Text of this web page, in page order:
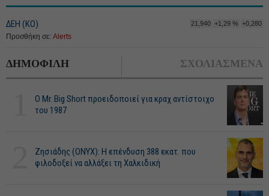
ΔΕΗ (ΚΟ) 21,940 +1,29 % +0,280
Προσθήκη σε: Alerts
ΔΗΜΟΦΙΛΗ ΣΧΟΛΙΑΣΜΕΝΑ
O Mr. Big Short προειδοποιεί για κραχ αντίστοιχο
του 1987
Ζησιάδης (ONYX): Η επένδυση 388 εκατ. που
φιλοδοξεί να αλλάξει τη Χαλκιδική